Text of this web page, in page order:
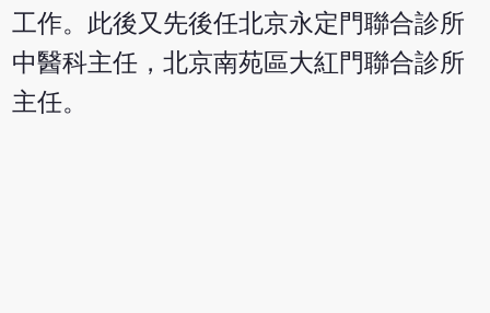
工作。此後又先後任北京永定門聯合診所
中醫科主任，北京南苑區大紅門聯合診所
主任。